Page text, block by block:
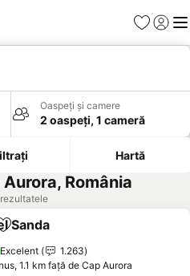
Favorite
Oaspeți și camere
2 oaspeți, 1 cameră
Hartă
România
Adăugaţi la favorite
Sanda
Excelent
1.263
1.1 km faţă de Cap Aurora